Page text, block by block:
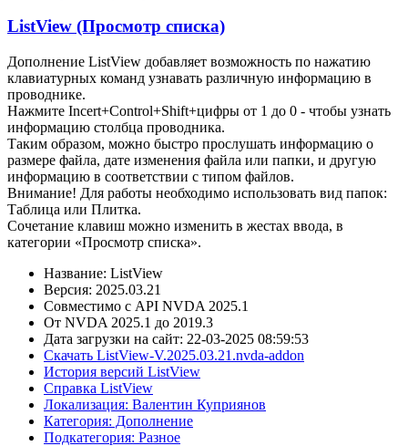
ListView (Просмотр списка)
Дополнение ListView добавляет возможность по нажатию
клавиатурных команд узнавать различную информацию в
проводнике.
Нажмите Incert+Control+Shift+цифры от 1 до 0 - чтобы узнать
информацию столбца проводника.
Таким образом, можно быстро прослушать информацию о
размере файла, дате изменения файла или папки, и другую
информацию в соответствии с типом файлов.
Внимание! Для работы необходимо использовать вид папок:
Таблица или Плитка.
Сочетание клавиш можно изменить в жестах ввода, в
категории «Просмотр списка».
Название: ListView
Версия: 2025.03.21
Совместимо с API NVDA 2025.1
От NVDA 2025.1 до 2019.3
Дата загрузки на сайт: 22-03-2025 08:59:53
Скачать ListView-V.2025.03.21.nvda-addon
История версий ListView
Справка ListView
Локализация: Валентин Куприянов
Категория: Дополнение
Подкатегория: Разное